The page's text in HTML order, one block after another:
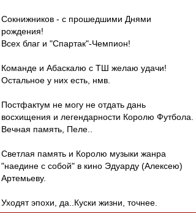
Сокнижников - с прошедшими Днями
рождения!
Всех благ и "Спартак"-Чемпион!
Команде и Абаскалю с ТШ желаю удачи!
Остальное у них есть, нмв.
Постфактум не могу не отдать дань
восхищения и легендарности Королю Футбола.
Вечная память, Пеле..
Светлая память и Королю музыки жанра
"наедине с собой" в кино Эдуарду (Алексею)
Артемьеву.
Уходят эпохи, да..Куски жизни, точнее.